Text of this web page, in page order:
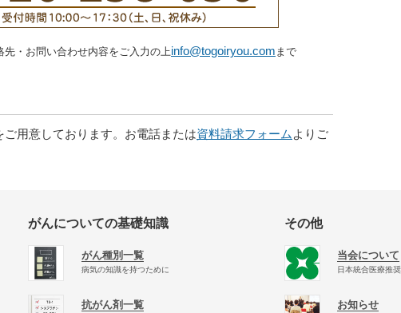
・お問い合わせ内容をご入力の上info@togoiryou.com まで
用意しております。お電話または資料請求フォーム よりご
がんについての基礎知識
がん種別一覧
病気の知識を持つために
抗がん剤一覧
その他
当会について
日本統合医療推
お知らせ